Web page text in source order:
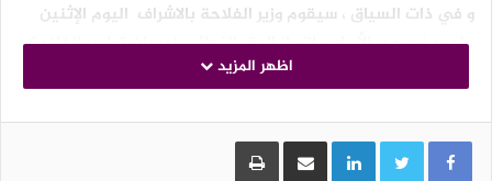
و في ذات السياق ، سيقوم وزير الفلاحة بالاشراف اليوم الإثنين
على وضع حجر الأساس لإنجاز المقر النهائي لديوان تطوير الفلاحة
الصحراوية بمنطقة المنيعة حسب ما جاء في المرسوم التنفيذي.
مديرا بالنيابة لديوان تطوير الفلاحة الصحراوية
اظهر المزيد
LinkedInمشاركة عبر البريد طباعة